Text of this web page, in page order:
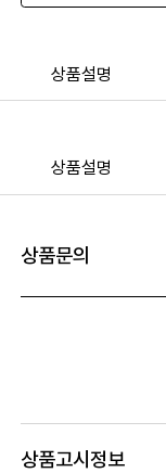
상품설명
상품설명
상품문의
상품고시정보